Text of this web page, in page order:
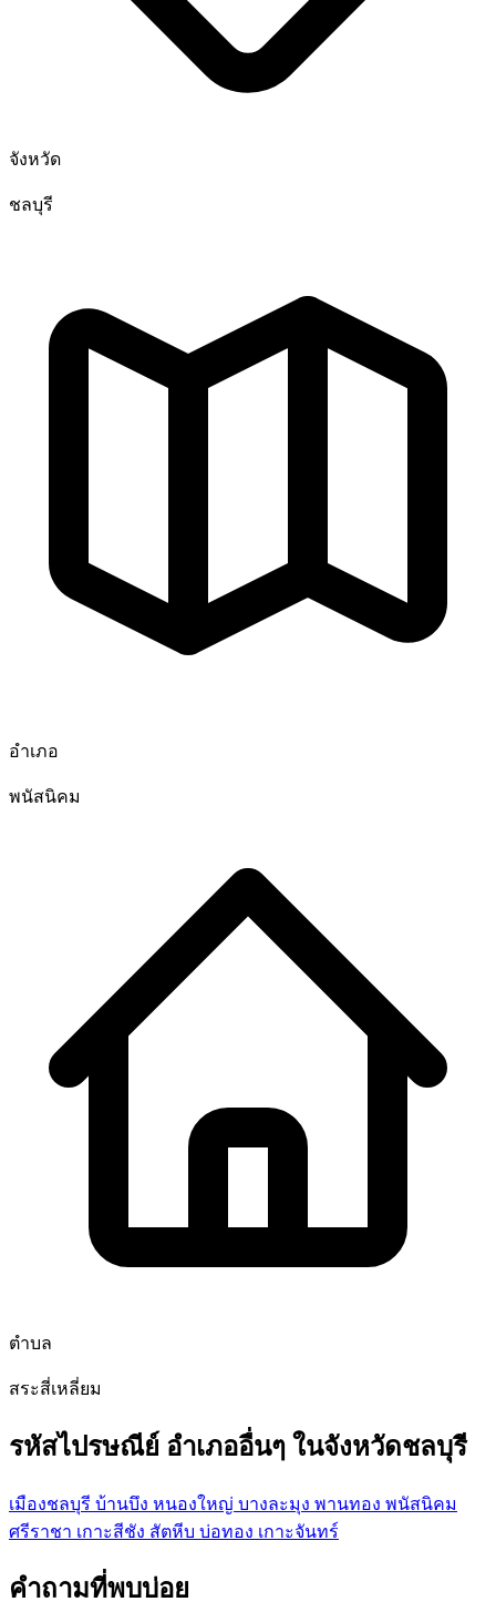
จังหวัด
ชลบุรี
อำเภอ
พนัสนิคม
ตำบล
สระสี่เหลี่ยม
รหัสไปรษณีย์ อำเภออื่นๆ ในจังหวัดชลบุรี
เมืองชลบุรี บ้านบึง หนองใหญ่ บางละมุง พานทอง พนัสนิคม
ศรีราชา เกาะสีชัง สัตหีบ บ่อทอง เกาะจันทร์
คำถามที่พบบ่อย